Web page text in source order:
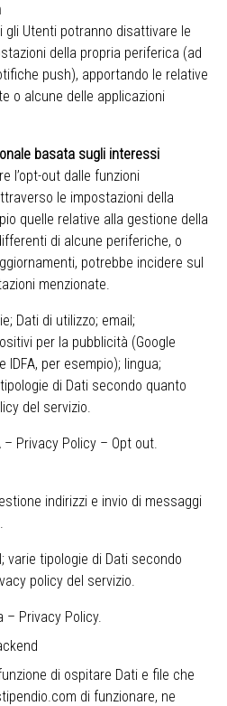
gli Utenti potranno disattivare le
della propria periferica (ad
push), apportando le relative
o alcune delle applicazioni
basata sugli interessi
l’opt-out dalle funzioni
le impostazioni della
quelle relative alla gestione della
di alcune periferiche, o
potrebbe incidere sul
menzionate.
Dati di utilizzo; email;
per la pubblicità (Google
per esempio); lingua;
di Dati secondo quanto
del servizio.
– Privacy Policy – Opt out.
indirizzi e invio di messaggi
varie tipologie di Dati secondo
policy del servizio.
– Privacy Policy.
di ospitare Dati e file che
di funzionare, ne